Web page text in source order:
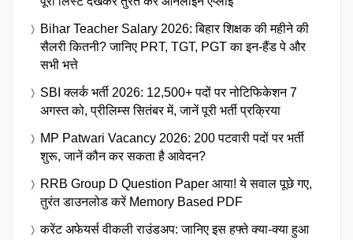
Bihar Teacher Salary 2026: बिहार शिक्षक की महीने की
सैलरी कितनी? जानिए PRT, TGT, PGT का इन-हैंड पे और
सभी भत्ते
SBI क्लर्क भर्ती 2026: 12,500+ पदों पर नोटिफिकेशन 7
अगस्त को, प्रीलिम्स सितंबर में, जानें पूरी भर्ती प्रक्रिया
MP Patwari Vacancy 2026: 200 पटवारी पदों पर भर्ती
शुरू, जानें कौन कर सकता है आवेदन?
RRB Group D Question Paper आया! ये सवाल पूछे गए,
तुरंत डाउनलोड करें Memory Based PDF
करेंट अफेयर्स वीकली राउंडअप: जानिए इस हफ्ते क्या-क्या हुआ